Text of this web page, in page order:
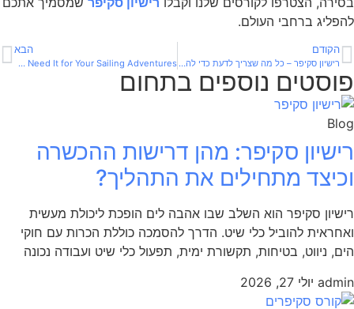
להפליג ברחבי העולם.
הקודם
רישיון סקיפר – כל מה שצריך לדעת כדי להיות סקיפר מוסמך
הבא
What Is a Skipper License and Why You Need It for Your Sailing Adventures
פוסטים נוספים בתחום
Blog
רישיון סקיפר: מהן דרישות ההכשרה
וכיצד מתחילים את התהליך?
רישיון סקיפר הוא השלב שבו אהבה לים הופכת ליכולת מעשית
ואחראית להוביל כלי שיט. הדרך להסמכה כוללת הכרות עם חוקי
הים, ניווט, בטיחות, תקשורת ימית, תפעול כלי שיט ועבודה נכונה
admin יולי 27, 2026